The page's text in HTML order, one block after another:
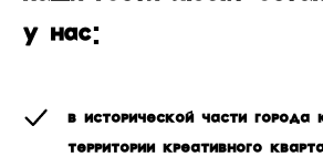
у нас:
В исторической части города
территории креативного